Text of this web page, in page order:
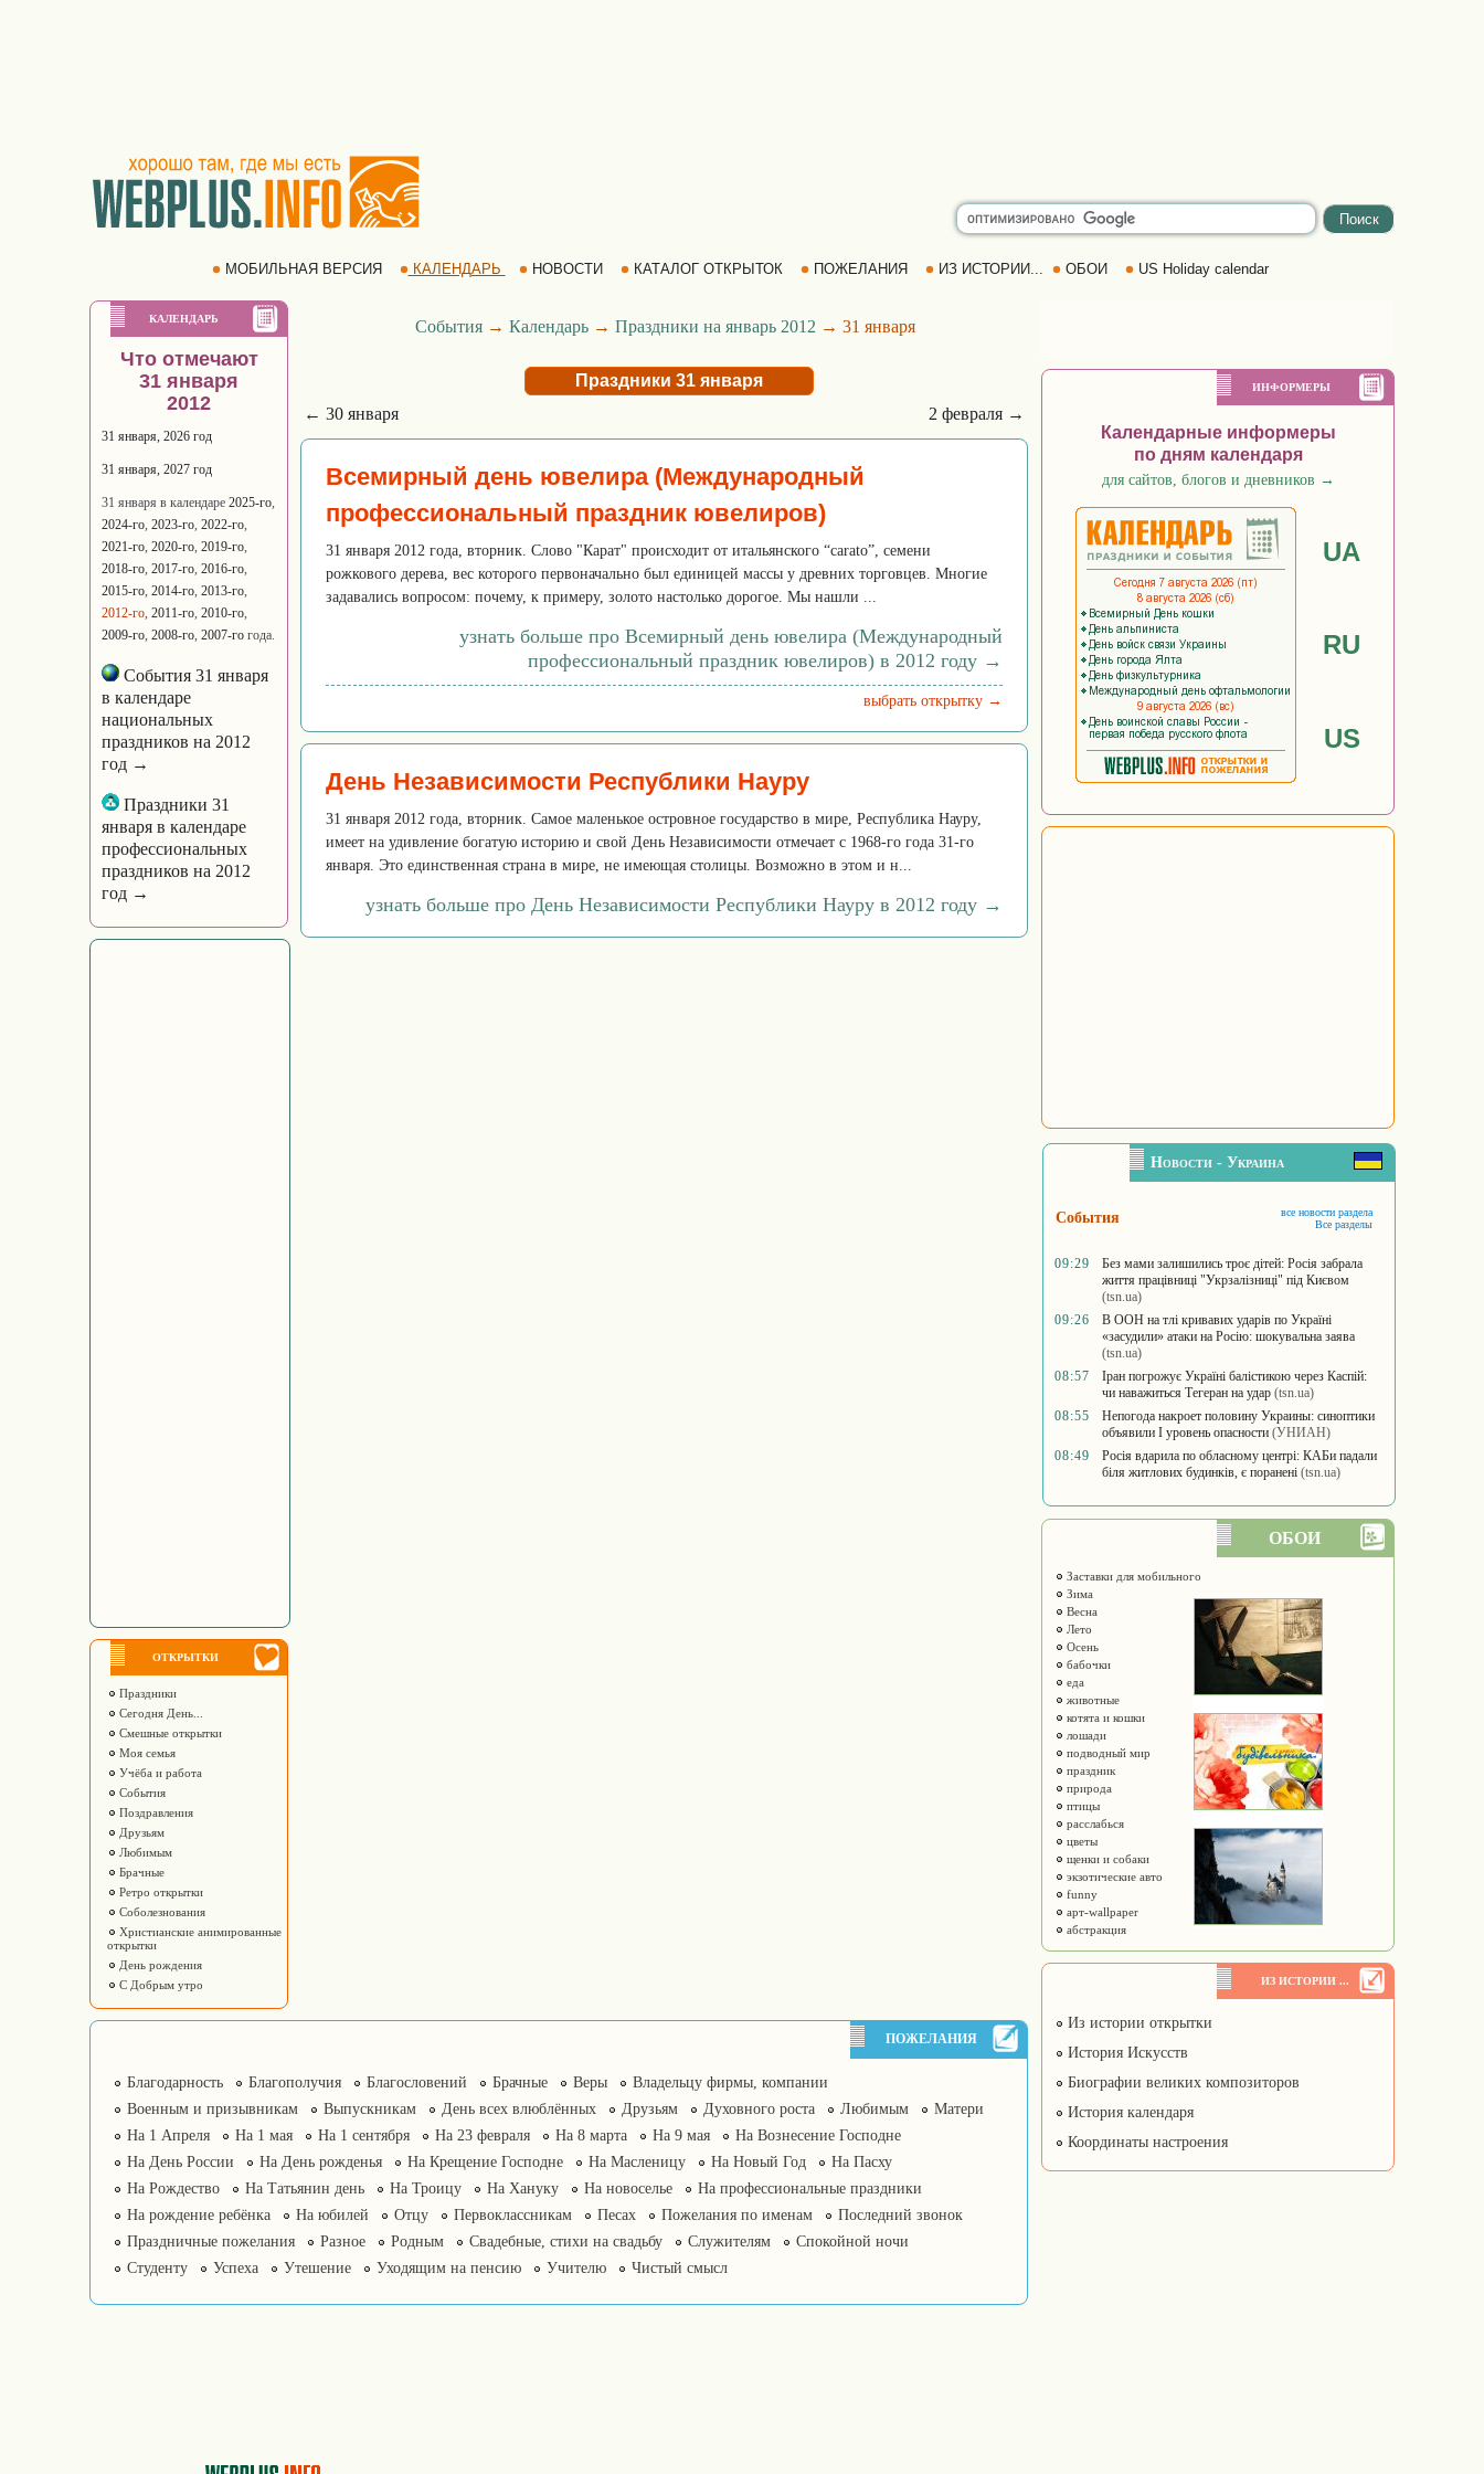
МОБИЛЬНАЯ ВЕРСИЯ КАЛЕНДАРЬ НОВОСТИ КАТАЛОГ ОТКРЫТОК ПОЖЕЛАНИЯ ИЗ ИСТОРИИ... ОБОИ US Holiday calendar
КАЛЕНДАРЬ
Что отмечают
31 января
2012
31 января, 2026 год
31 января, 2027 год
31 января в календаре 2025-го,
2024-го, 2023-го, 2022-го,
2021-го, 2020-го, 2019-го,
2018-го, 2017-го, 2016-го,
2015-го, 2014-го, 2013-го,
2012-го, 2011-го, 2010-го,
2009-го, 2008-го, 2007-го года.
События 31 января
в календаре
национальных
праздников на 2012
год →
Праздники 31
января в календаре
профессиональных
праздников на 2012
год →
ОТКРЫТКИ
Праздники
Сегодня День...
Смешные открытки
Моя семья
Учёба и работа
События
Поздравления
Друзьям
Любимым
Брачные
Ретро открытки
Соболезнования
Христианские анимированные
открытки
День рождения
С Добрым утро
События→ Календарь→ Праздники на январь 2012 → 31 января
Праздники 31 января
← 30 января
2 февраля →
Всемирный день ювелира (Международный
профессиональный праздник ювелиров)
31 января 2012 года, вторник. Слово "Карат" происходит от итальянского “carato”, семени
рожкового дерева, вес которого первоначально был единицей массы у древних торговцев. Многие
задавались вопросом: почему, к примеру, золото настолько дорогое. Мы нашли ...
узнать больше про Всемирный день ювелира (Международный
профессиональный праздник ювелиров) в 2012 году →
выбрать открытку →
День Независимости Республики Науру
31 января 2012 года, вторник. Самое маленькое островное государство в мире, Республика Науру,
имеет на удивление богатую историю и свой День Независимости отмечает с 1968-го года 31-го
января. Это единственная страна в мире, не имеющая столицы. Возможно в этом и н...
узнать больше про День Независимости Республики Науру в 2012 году →
ПОЖЕЛАНИЯ
Благодарность Благополучия Благословений Брачные Веры
Владельцу фирмы, компании
Военным и призывникам
Выпускникам День всех влюблённых Друзьям Духовного роста Любимым
Матери
На 1 Апреля
На 1 мая На 1 сентября На 23 февраля На 8 марта На 9 мая
На Вознесение Господне
На День России
На День рожденья На Крещение Господне На Масленицу На Новый Год
На Пасху
На Рождество
На Татьянин день На Троицу На Хануку На новоселье
На профессиональные праздники
На рождение ребёнка
На юбилей Отцу Первоклассникам Песах Пожелания по именам
Последний звонок
Праздничные пожелания
Разное Родным Свадебные, стихи на свадьбу Служителям
Спокойной ночи
Студенту
Успеха Утешение Уходящим на пенсию Учителю Чистый смысл
ИНФОРМЕРЫ
Календарные информеры
по дням календаря
для сайтов, блогов и дневников →
UA
RU
US
Новости - Украина
События
все новости раздела
Все разделы
09:29
Без мами залишились троє дітей: Росія забрала
життя працівниці "Укрзалізниці" під Києвом
(tsn.ua)
09:26
В ООН на тлі кривавих ударів по Україні
«засудили» атаки на Росію: шокувальна заява
(tsn.ua)
08:57
Іран погрожує Україні балістикою через Каспій:
чи наважиться Тегеран на удар (tsn.ua)
08:55
Непогода накроет половину Украины: синоптики
объявили I уровень опасности (УНИАН)
08:49
Росія вдарила по обласному центрі: КАБи падали
біля житлових будинків, є поранені (tsn.ua)
ОБОИ
Заставки для мобильного
Зима
Весна
Лето
Осень
бабочки
еда
животные
котята и кошки
лошади
подводный мир
праздник
природа
птицы
расслабься
цветы
щенки и собаки
экзотические авто
funny
арт-wallpaper
абстракция
ИЗ ИСТОРИИ ...
Из истории открытки
История Искусств
Биографии великих композиторов
История календаря
Координаты настроения